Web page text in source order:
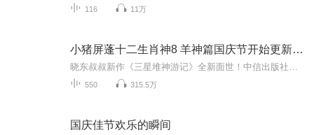
116 11万
小猪屏蓬十二生肖神8 羊神篇国庆节开始更新啦！
550 315.5万
国庆佳节欢乐的瞬间